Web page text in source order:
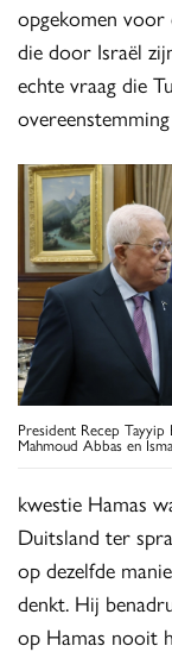
opgekomen voor
die door Israël
echte vraag die
President Recep
Mahmoud Abbas en
kwestie Hamas
Duitsland ter
op dezelfde
denkt. Hij
op Hamas nooit